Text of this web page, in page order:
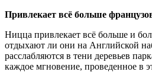
Привлекает всё больше
Ницца привлекает всё больше и
отдыхают ли они на Английской
расслабляются в тени деревьев
каждое мгновение, проведенное в